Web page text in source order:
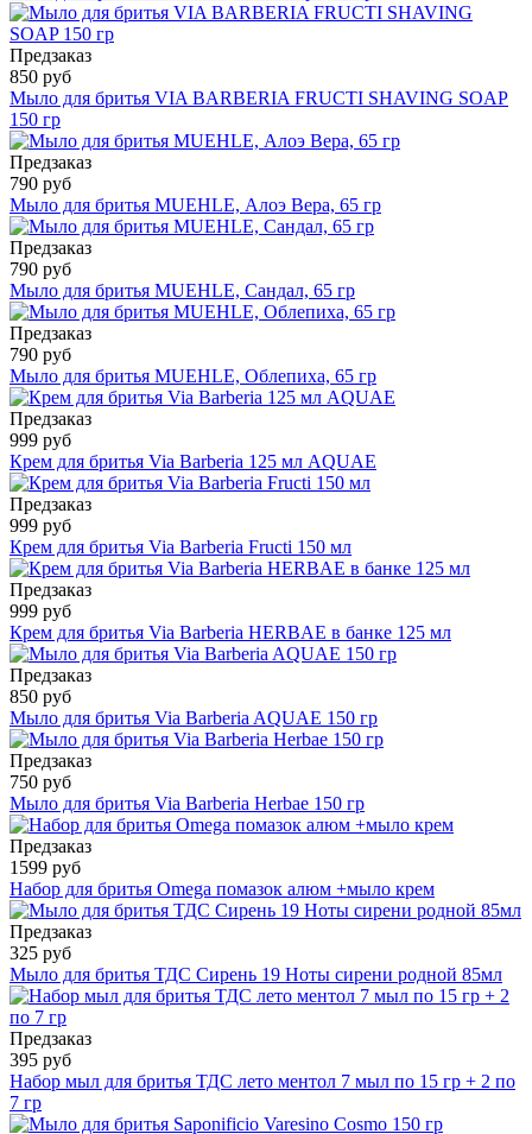
Предзаказ
850 руб
Мыло для бритья VIA BARBERIA FRUCTI SHAVING SOAP
150 гр
Предзаказ
790 руб
Мыло для бритья MUEHLE, Алоэ Вера, 65 гр
Предзаказ
790 руб
Мыло для бритья MUEHLE, Сандал, 65 гр
Предзаказ
790 руб
Мыло для бритья MUEHLE, Облепиха, 65 гр
Предзаказ
999 руб
Крем для бритья Via Barberia 125 мл AQUAE
Предзаказ
999 руб
Крем для бритья Via Barberia Fructi 150 мл
Предзаказ
999 руб
Крем для бритья Via Barberia HERBAE в банке 125 мл
Предзаказ
850 руб
Мыло для бритья Via Barberia AQUAE 150 гр
Предзаказ
750 руб
Мыло для бритья Via Barberia Herbae 150 гр
Предзаказ
1599 руб
Набор для бритья Omega помазок алюм +мыло крем
Предзаказ
325 руб
Мыло для бритья ТДС Сирень 19 Ноты сирени родной 85мл
Предзаказ
395 руб
Набор мыл для бритья ТДС лето ментол 7 мыл по 15 гр + 2 по
7 гр